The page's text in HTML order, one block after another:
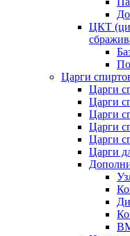
ЦКТ
Царги
Царги
Царги
Царги
Царги
Царги
Царги